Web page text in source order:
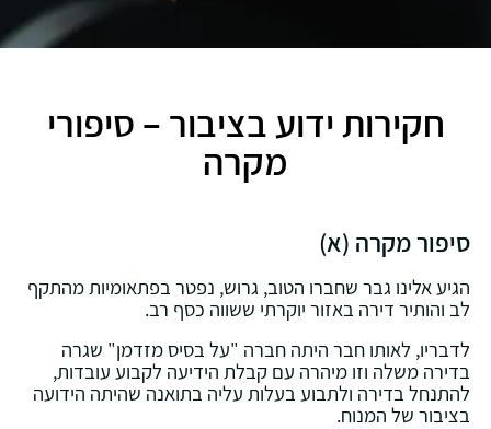
חקירות ידוע בציבור – סיפורי
מקרה
סיפור מקרה (א)
הגיע אלינו גבר שחברו הטוב, גרוש, נפטר בפתאומיות מהתקף
לב והותיר דירה באזור יוקרתי ששווה כסף רב.
לדבריו, לאותו חבר היתה חברה "על בסיס מזדמן" שגרה
בדירה משלה וזו מיהרה עם קבלת הידיעה לקבוע עובדות,
להתנחל בדירה ולתבוע בעלות עליה בתואנה שהיתה הידועה
בציבור של המנוח.